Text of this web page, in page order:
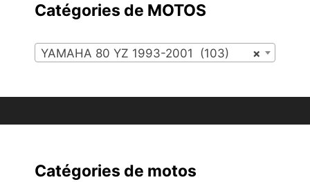
Catégories de MOTOS
×
YAMAHA 80 YZ 1993-2001 (103)
Catégories de motos